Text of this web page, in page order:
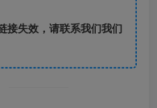
接失效，请联系我们我们